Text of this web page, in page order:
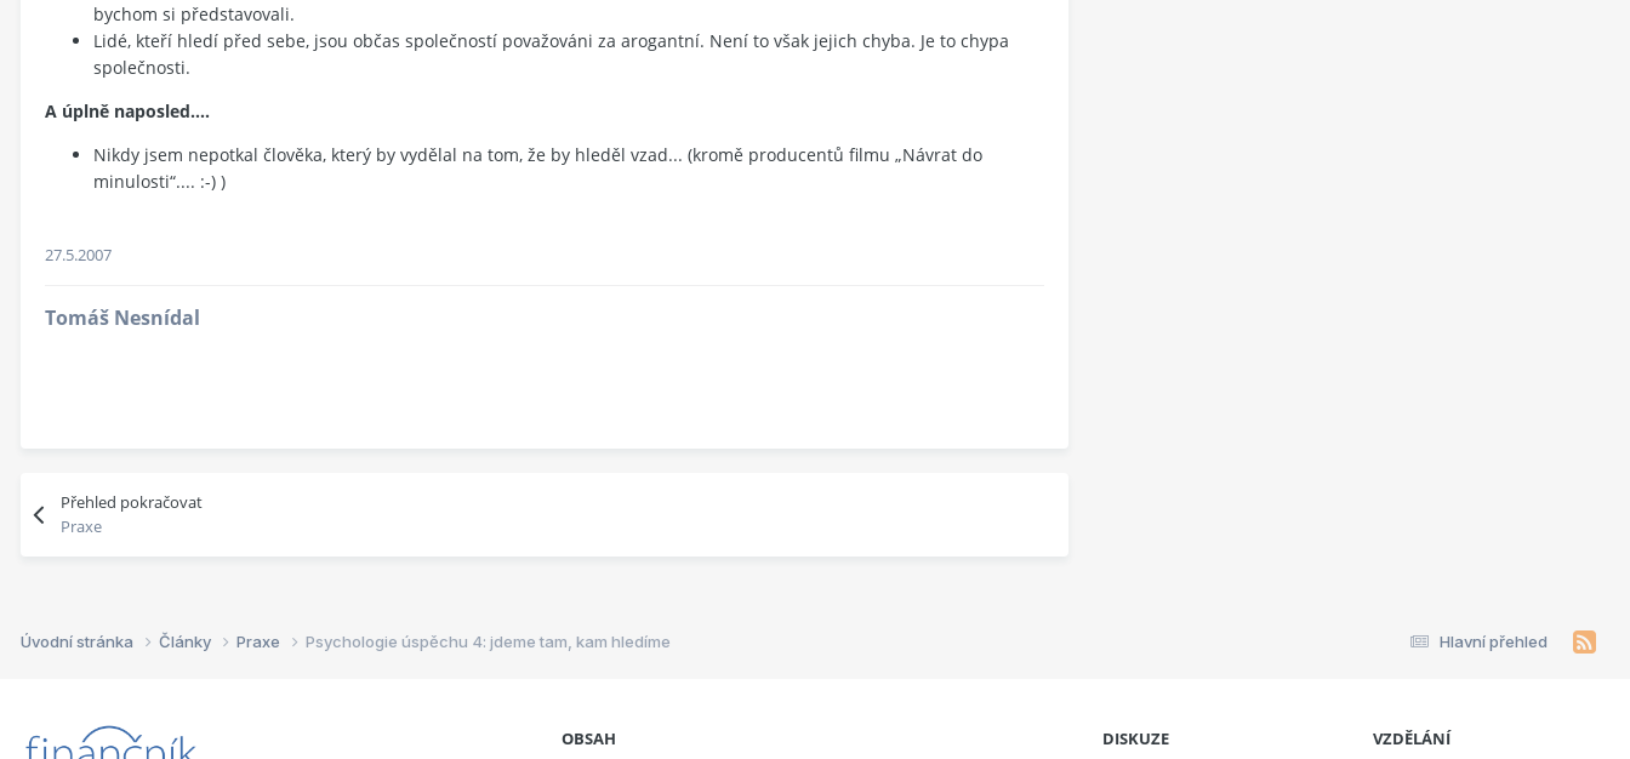
bychom si představovali.
Lidé, kteří hledí před sebe, jsou občas společností považováni za arogantní. Není to však jejich chyba. Je to chypa
společnosti.
A úplně naposled....
Nikdy jsem nepotkal člověka, který by vydělal na tom, že by hleděl vzad... (kromě producentů filmu „Návrat do
minulosti“.... :-) )
27.5.2007
Tomáš Nesnídal
Přehled pokračovat
Praxe
Hlavní přehled
Úvodní stránka Články Praxe Psychologie úspěchu 4: jdeme tam, kam hledíme
OBSAH
DISKUZE
VZDĚLÁNÍ